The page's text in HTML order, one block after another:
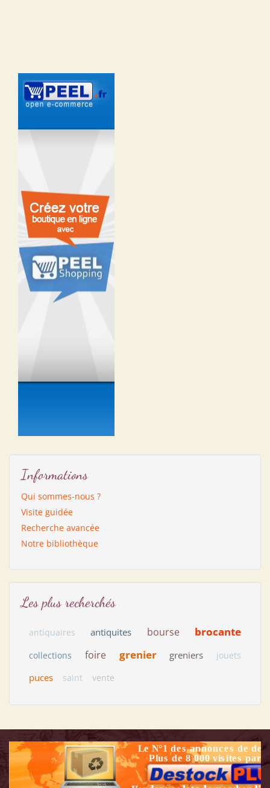
Informations
Qui sommes-nous ?
Visite guidée
Recherche avancée
Notre bibliothèque
Les plus recherchés
antiquaires antiquites bourse brocante
collections foire grenier greniers jouets
puces saint vente